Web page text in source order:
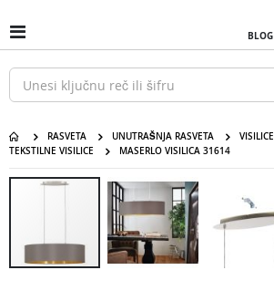
na
sadržaj
Uključi
/
isključi
Nav
BLOG
RASVETA UNUTRAŠNJA RASVETA
VISILICE
TEKSTILNE VISILICE
MASERLO VISILICA 31614
MASERLO Visilica 31614